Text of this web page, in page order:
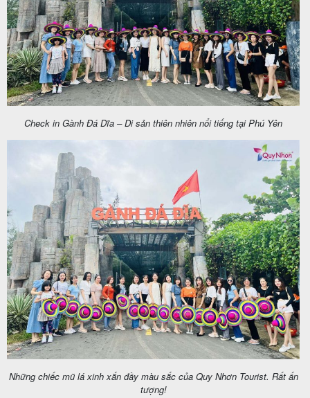
Check in Gành Đá Dĩa – Di sản thiên nhiên nổi tiếng tại Phú Yên
Những chiếc mũ lá xinh xắn đầy màu sắc của Quy Nhơn Tourist. Rất ấn
tượng!